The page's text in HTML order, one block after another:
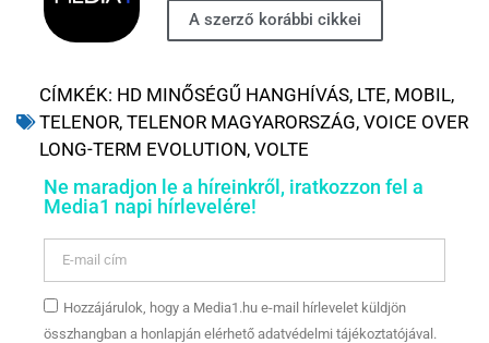
A szerző korábbi cikkei
CÍMKÉK: HD MINŐSÉGŰ HANGHÍVÁS, LTE, MOBIL,
TELENOR, TELENOR MAGYARORSZÁG, VOICE OVER
LONG-TERM EVOLUTION, VOLTE
Ne maradjon le a híreinkről, iratkozzon fel a
Media1 napi hírlevelére!
Hozzájárulok, hogy a Media1.hu e-mail hírlevelet küldjön
összhangban a honlapján elérhető adatvédelmi tájékoztatójával.